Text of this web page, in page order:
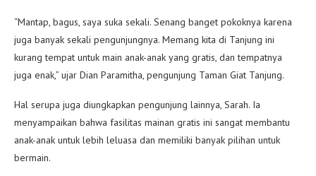
“Mantap, bagus, saya suka sekali. Senang banget pokoknya karena
juga banyak sekali pengunjungnya. Memang kita di Tanjung ini
kurang tempat untuk main anak-anak yang gratis, dan tempatnya
juga enak,” ujar Dian Paramitha, pengunjung Taman Giat Tanjung.
Hal serupa juga diungkapkan pengunjung lainnya, Sarah. Ia
menyampaikan bahwa fasilitas mainan gratis ini sangat membantu
anak-anak untuk lebih leluasa dan memiliki banyak pilihan untuk
bermain.